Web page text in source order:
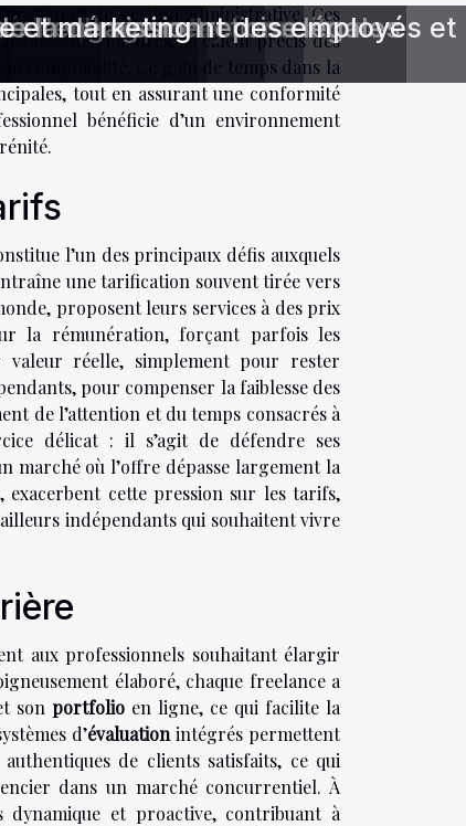
et de gestion administrative. Ces
des factures, le calcul précis des
la comptabilité. Ce gain de temps dans la
tout en assurant une conformité
bénéficie d’un environnement
l’un des principaux défis auxquels
une tarification souvent tirée vers
proposent leurs services à des prix
la rémunération, forçant parfois les
réelle, simplement pour rester
pour compenser la faiblesse des
de l’attention et du temps consacrés à
délicat : il s’agit de défendre ses
marché où l’offre dépasse largement la
cette pression sur les tarifs,
indépendants qui souhaitent vivre
aux professionnels souhaitant élargir
élaboré, chaque freelance a
son portfolioen ligne, ce qui facilite la
d’évaluation intégrés permettent
de clients satisfaits, ce qui
dans un marché concurrentiel. À
et proactive, contribuant à
?
des employés
comprendre les transitions
et protections légales
sein d'une entreprise
l'engagement des employés et
la démission
et marketing